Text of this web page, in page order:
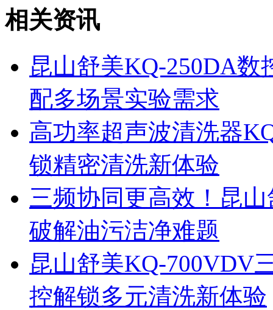
相关资讯
昆山舒美KQ-250DA
配多场景实验需求
高功率超声波清洗器
锁精密清洗新体验
三频协同更高效！昆
破解油污洁净难题
昆山舒美KQ-700VDV
控解锁多元清洗新体验